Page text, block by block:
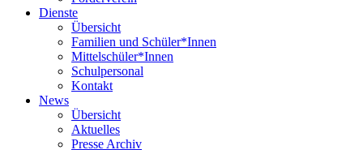
Dienste
Übersicht
Familien und Schüler*Innen
Mittelschüler*Innen
Schulpersonal
Kontakt
News
Übersicht
Aktuelles
Presse Archiv